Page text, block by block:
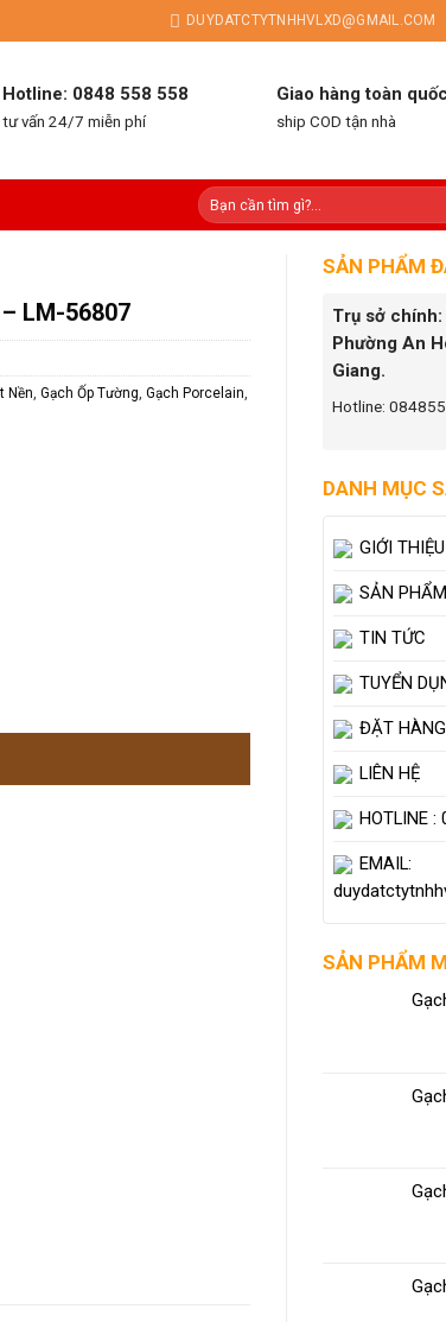
DUYDATCTYTNHHVLXD@GMAIL.COM
Hotline: 0848 558 558
tư vấn 24/7 miễn phí
Giao hàng toàn quốc
ship COD tận nhà
LM-56807
Nền, Gạch Ốp Tường, Gạch Porcelain,
SẢN PHẨM
Trụ sở
Phường An
Giang.
Hotline:
DANH MỤC
GIỚI THIỆU
SẢN PHẨM
TIN TỨC
TUYỂN
ĐẶT HÀNG
LIÊN HỆ
HOTLINE :
EMAIL:
SẢN PHẨM